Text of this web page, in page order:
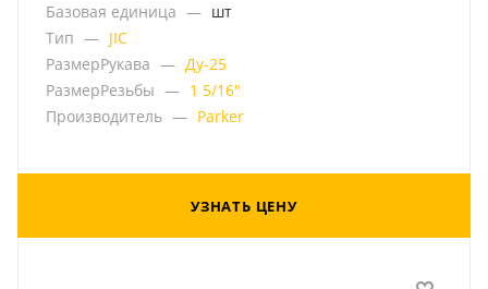
Базовая единица — шт
Тип — JIC
РазмерРукава — Ду-25
РазмерРезьбы — 1 5/16"
Производитель — Parker
УЗНАТЬ ЦЕНУ